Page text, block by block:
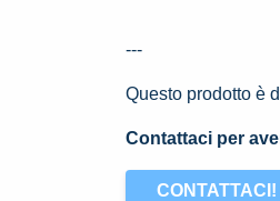
---
Questo prodotto è
Contattaci per
CONTATTACI!